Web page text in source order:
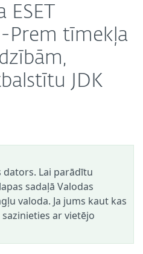
Prem tīmekļa
JDK
Lai parādītu
sadaļā Valodas
valoda. Ja jums kaut kas
ar vietējo